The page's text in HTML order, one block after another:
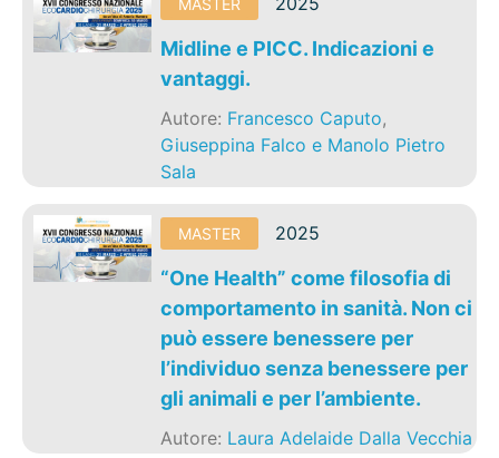
MASTER
Midline e PICC. Indicazioni e
vantaggi.
Autore: Francesco Caputo,
Giuseppina Falco e Manolo Pietro
Sala
MASTER 2025
“One Health” come filosofia di
comportamento in sanità. Non ci
può essere benessere per
l’individuo senza benessere per
gli animali e per l’ambiente.
Autore: Laura Adelaide Dalla Vecchia